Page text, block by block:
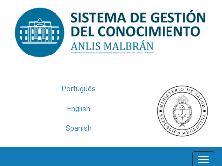
navigation
Português
English
Spanish